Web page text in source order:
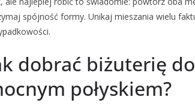
spójność formy. Unikaj mieszania wielu
dobrać biżuterię
połyskiem?